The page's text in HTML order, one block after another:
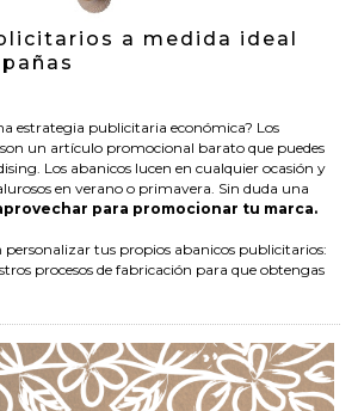
a medida ideal
estrategia publicitaria económica? Los
un artículo promocional barato que puedes
Los abanicos lucen en cualquier ocasión y
en verano o primavera. Sin duda una
para promocionar tu marca.
personalizar tus propios abanicos publicitarios:
procesos de fabricación para que obtengas